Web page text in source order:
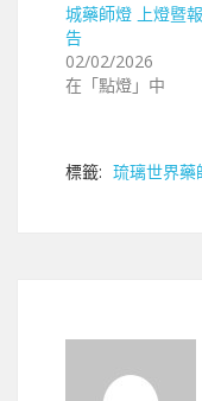
城藥師燈 上燈暨
告
02/02/2026
在「點燈」中
標籤: 琉璃世界藥